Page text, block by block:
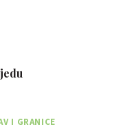
I GRANICE